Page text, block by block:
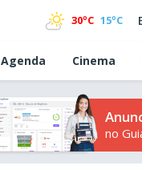
30ºC 15ºC
Agenda Cinema
no